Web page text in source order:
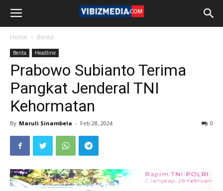
Home Berita
Berita Headline
Prabowo Subianto Terima
Pangkat Jenderal TNI
Kehormatan
By Maruli Sinambela - Feb 28, 2024 0